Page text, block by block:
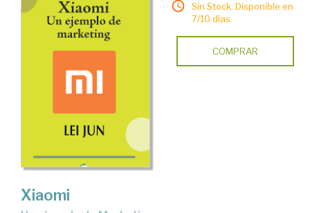
Sin Stock. Disponible en
7/10 días.
COMPRAR
Xiaomi